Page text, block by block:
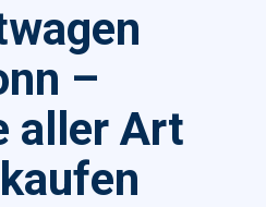
–
aller Art